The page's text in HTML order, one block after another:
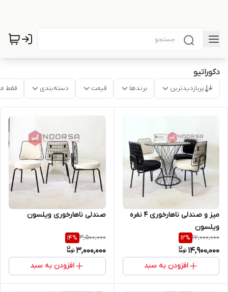
دکوراتیو
پربازدیدترین برندها قیمت دسته‌بندی فقط
میز و صندلی ناهارخوری 4 نفره
ویلسون
17,000,000
12%
14,900,000
افزودن به سبد
صندلی ناهارخوری ویلسون
3,500,000
14%
3,000,000
افزودن به سبد